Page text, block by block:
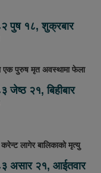
पुष १८, शुक्रबार
एक पुरुष मृत अवस्थामा फेला
जेष्ठ २१, बिहीबार
लागेर बालिकाको मृत्यु
असार २१, आईतवार